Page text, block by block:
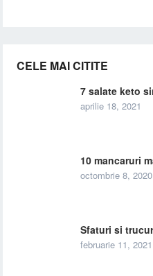
CELE MAI CITITE
7 salate keto
aprilie 18, 2021
10 mancaruri
octombrie 8, 2020
Sfaturi si
februarie 11, 2021